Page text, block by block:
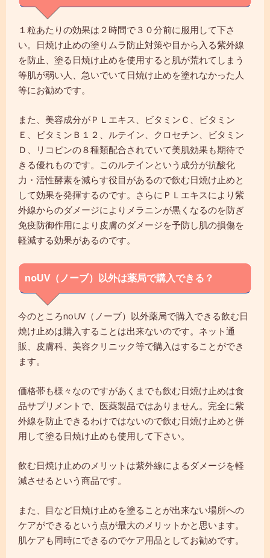
１粒あたりの効果は２時間で３０分前に服用して下さ
い。日焼け止めの塗りムラ防止対策や目から入る紫外線
を防止、塗る日焼け止めを使用すると肌が荒れてしまう
等肌が弱い人、急いでいて日焼け止めを塗れなかった人
等にお勧めです。
また、美容成分がＰＬエキス、ビタミンＣ、ビタミン
Ｅ、ビタミンＢ１２、ルテイン、クロセチン、ビタミン
Ｄ、リコピンの８種類配合されていて美肌効果も期待で
きる優れものです。このルテインという成分が抗酸化
力・活性酵素を減らす役目があるので飲む日焼け止めと
して効果を発揮するのです。さらにＰＬエキスにより紫
外線からのダメージによりメラニンが黒くなるのを防ぎ
免疫防御作用により皮膚のダメージを予防し肌の損傷を
軽減する効果があるのです。
noUV（ノーブ）以外は薬局で購入できる？
今のところnoUV（ノーブ）以外薬局で購入できる飲む日
焼け止めは購入することは出来ないのです。ネット通
販、皮膚科、美容クリニック等で購入はすることができ
ます。
価格帯も様々なのですがあくまでも飲む日焼け止めは食
品サプリメントで、医薬製品ではありません。完全に紫
外線を防止できるわけではないので飲む日焼け止めと併
用して塗る日焼け止めも使用して下さい。
飲む日焼け止めのメリットは紫外線によるダメージを軽
減させるという商品です。
また、目など日焼け止めを塗ることが出来ない場所への
ケアができるという点が最大のメリットかと思います。
肌ケアも同時にできるのでケア用品としてお勧めです。